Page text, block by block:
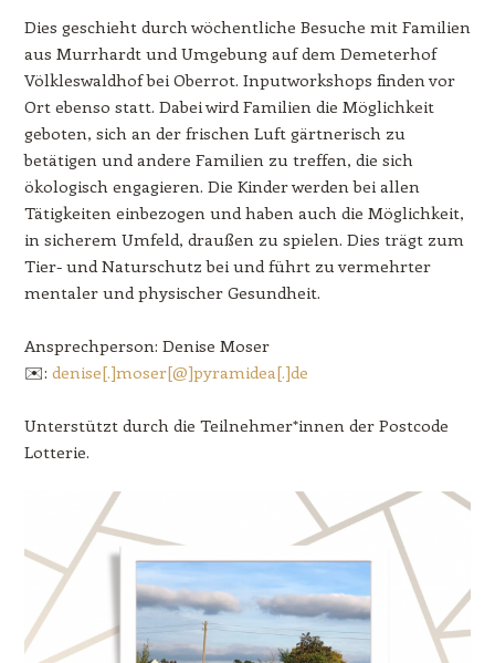
Dies geschieht durch wöchentliche Besuche mit Familien
aus Murrhardt und Umgebung auf dem Demeterhof
Völkleswaldhof bei Oberrot. Inputworkshops finden vor
Ort ebenso statt. Dabei wird Familien die Möglichkeit
geboten, sich an der frischen Luft gärtnerisch zu
betätigen und andere Familien zu treffen, die sich
ökologisch engagieren. Die Kinder werden bei allen
Tätigkeiten einbezogen und haben auch die Möglichkeit,
in sicherem Umfeld, draußen zu spielen. Dies trägt zum
Tier- und Naturschutz bei und führt zu vermehrter
mentaler und physischer Gesundheit.
Ansprechperson: Denise Moser
✉️: denise[.]moser[@]pyramidea[.]de
Unterstützt durch die Teilnehmer*innen der Postcode
Lotterie.